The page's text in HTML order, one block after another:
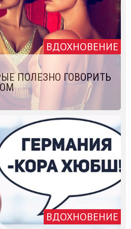
ВДОХНОВЕНИЕ
ПОЛЕЗНО ГОВОРИТЬ
ВДОХНОВЕНИЕ